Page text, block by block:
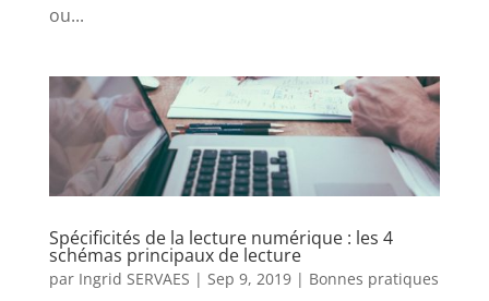
ou...
Spécificités de la lecture numérique : les 4
schémas principaux de lecture
par Ingrid SERVAES | Sep 9, 2019| Bonnes pratiques